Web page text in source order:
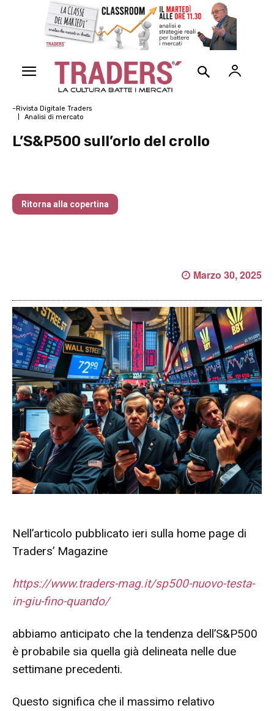
~Rivista Digitale Traders
Analisi di mercato
L’S&P500 sull’orlo del crollo
Ritorna alla copertina
Marzo 30, 2025
Nell’articolo pubblicato ieri sulla home page di
Traders’ Magazine
https://www.traders-mag.it/sp500-nuovo-testa-
in-giu-fino-quando/
abbiamo anticipato che la tendenza dell’S&P500
è probabile sia quella già delineata nelle due
settimane precedenti.
Questo significa che il massimo relativo